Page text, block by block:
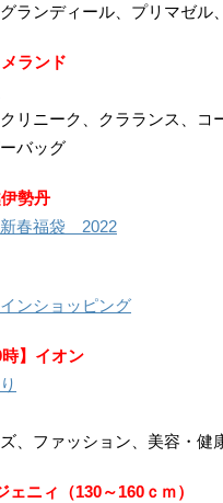
ランディール、プリマゼル
ランド
リニーク、クラランス、コ
バッグ
伊勢丹
新春福袋 2022
ンショッピング
時】イオン
、ファッション、美容・健
ェニィ（130～160ｃｍ）